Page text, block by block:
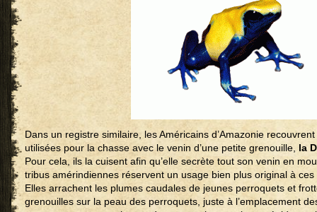
Dans un registre similaire, les Américains d’Amazonie
utilisées pour la chasse avec le venin d’une petite grenouille, la
Pour cela, ils la cuisent afin qu’elle secrète tout son venin en
tribus amérindiennes réservent un usage bien plus original à
Elles arrachent les plumes caudales de jeunes perroquets et
grenouilles sur la peau des perroquets, juste à l’emplacement